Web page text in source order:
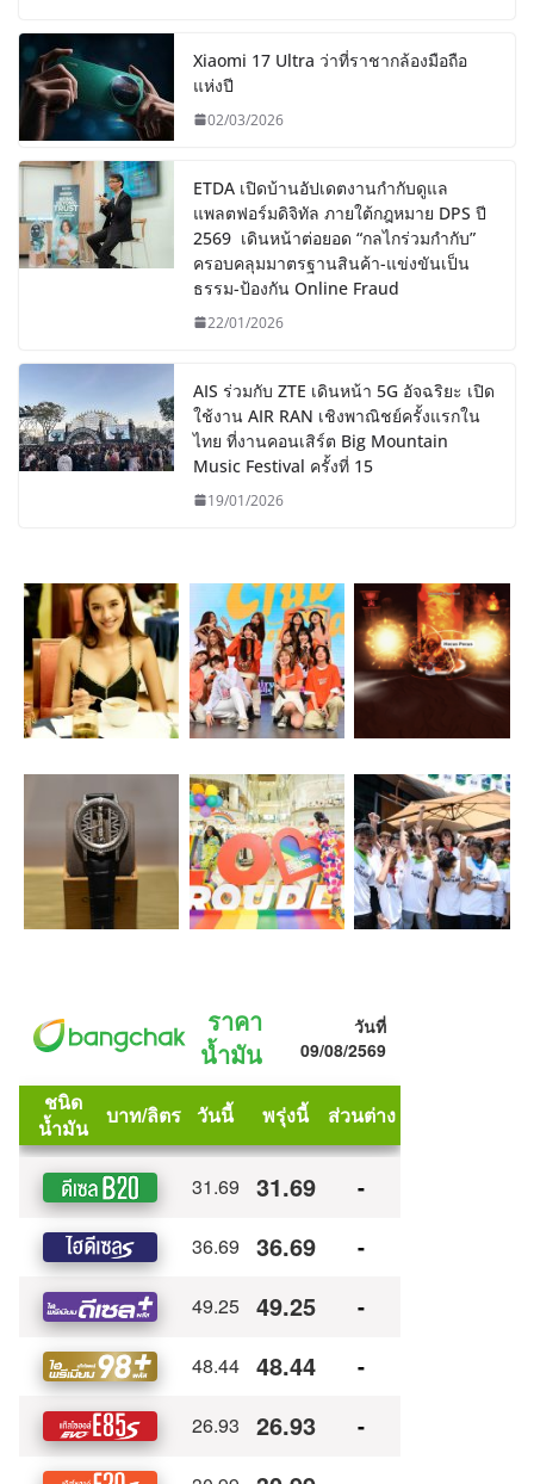
Xiaomi 17 Ultra ว่าที่ราชากล้องมือถือ
แห่งปี
02/03/2026
ETDA เปิดบ้านอัปเดตงานกำกับดูแล
แพลตฟอร์มดิจิทัล ภายใต้กฎหมาย DPS ปี
2569 เดินหน้าต่อยอด “กลไกร่วมกำกับ”
ครอบคลุมมาตรฐานสินค้า-แข่งขันเป็น
ธรรม-ป้องกัน Online Fraud
22/01/2026
AIS ร่วมกับ ZTE เดินหน้า 5G อัจฉริยะ เปิด
ใช้งาน AIR RAN เชิงพาณิชย์ครั้งแรกใน
ไทย ที่งานคอนเสิร์ต Big Mountain
Music Festival ครั้งที่ 15
19/01/2026